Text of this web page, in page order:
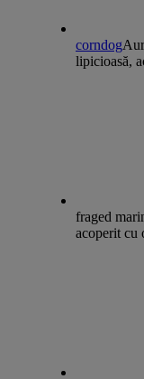
corndog
lipicioasă,
fraged
acoperit cu